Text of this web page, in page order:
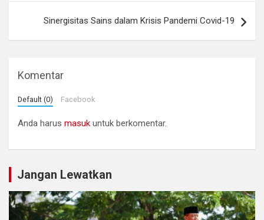
Sinergisitas Sains dalam Krisis Pandemi Covid-19
Komentar
Default (0) Facebook
Anda harus masuk untuk berkomentar.
Jangan Lewatkan